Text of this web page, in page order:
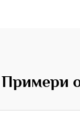
Примери